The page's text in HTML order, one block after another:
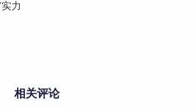
力
相关评论